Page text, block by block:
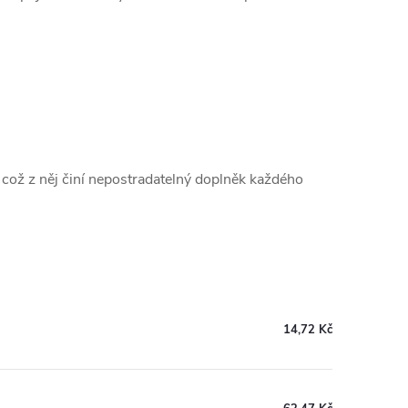
z něj činí nepostradatelný doplněk každého
14,72 Kč